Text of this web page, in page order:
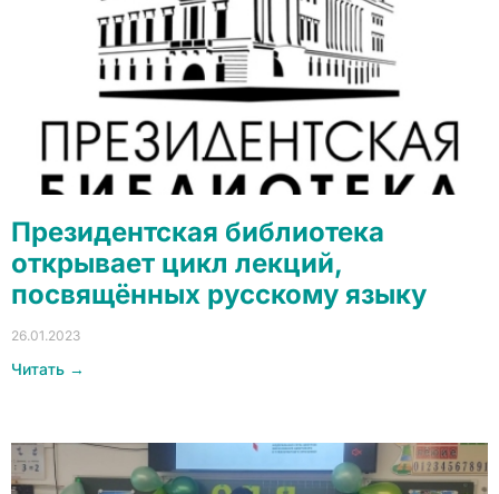
Президентская библиотека
открывает цикл лекций,
посвящённых русскому языку
26.01.2023
Читать →